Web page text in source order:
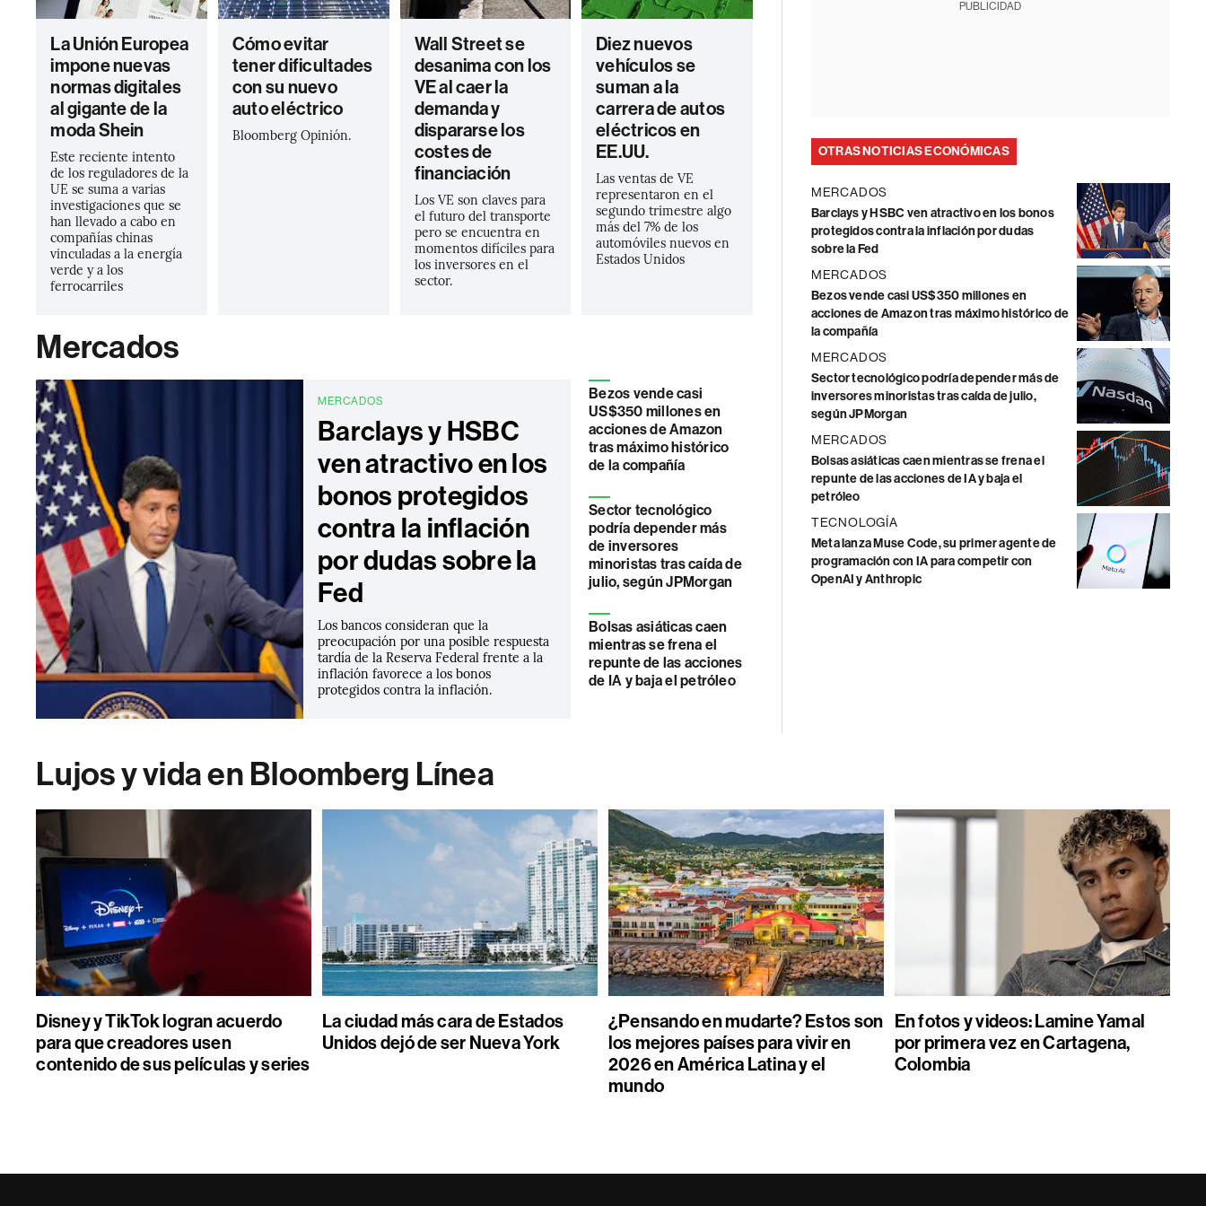
La Unión Europea
impone nuevas
normas digitales
al gigante de la
moda Shein
Este reciente intento
de los reguladores de la
UE se suma a varias
investigaciones que se
han llevado a cabo en
compañías chinas
vinculadas a la energía
verde y a los
ferrocarriles
Cómo evitar
tener dificultades
con su nuevo
auto eléctrico
Bloomberg Opinión.
Wall Street se
desanima con los
VE al caer la
demanda y
dispararse los
costes de
financiación
Los VE son claves para
el futuro del transporte
pero se encuentra en
momentos difíciles para
los inversores en el
sector.
Diez nuevos
vehículos se
suman a la
carrera de autos
eléctricos en
EE.UU.
Las ventas de VE
representaron en el
segundo trimestre algo
más del 7% de los
automóviles nuevos en
Estados Unidos
Mercados
MERCADOS
Barclays y HSBC
ven atractivo en los
bonos protegidos
contra la inflación
por dudas sobre la
Fed
Los bancos consideran que la
preocupación por una posible respuesta
tardía de la Reserva Federal frente a la
inflación favorece a los bonos
protegidos contra la inflación.
Bezos vende casi
US$350 millones en
acciones de Amazon
tras máximo histórico
de la compañía
Sector tecnológico
podría depender más
de inversores
minoristas tras caída de
julio, según JPMorgan
Bolsas asiáticas caen
mientras se frena el
repunte de las acciones
de IA y baja el petróleo
PUBLICIDAD
OTRAS NOTICIAS ECONÓMICAS
MERCADOS
Barclays y HSBC ven atractivo en los bonos
protegidos contra la inflación por dudas
sobre la Fed
MERCADOS
Bezos vende casi US$350 millones en
acciones de Amazon tras máximo histórico de
la compañía
MERCADOS
Sector tecnológico podría depender más de
inversores minoristas tras caída de julio,
según JPMorgan
MERCADOS
Bolsas asiáticas caen mientras se frena el
repunte de las acciones de IA y baja el
petróleo
TECNOLOGÍA
Meta lanza Muse Code, su primer agente de
programación con IA para competir con
OpenAI y Anthropic
Lujos y vida en Bloomberg Línea
Disney y TikTok logran acuerdo
para que creadores usen
contenido de sus películas y series
La ciudad más cara de Estados
Unidos dejó de ser Nueva York
¿Pensando en mudarte? Estos son
los mejores países para vivir en
2026 en América Latina y el
mundo
En fotos y videos: Lamine Yamal
por primera vez en Cartagena,
Colombia